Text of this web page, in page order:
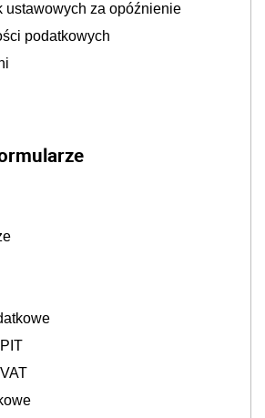
ustawowych za opóźnienie
podatkowych